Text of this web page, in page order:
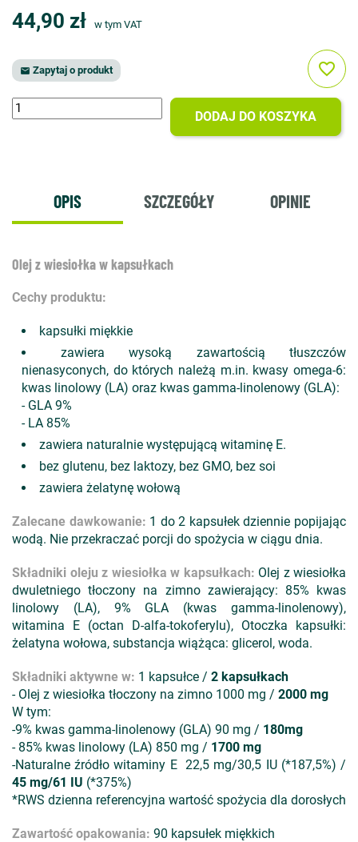
44,90 zł w tym VAT
 Zapytaj o produkt
DODAJ DO KOSZYKA
favorite_border
OPIS SZCZEGÓŁY OPINIE
Olej z wiesiołka w kapsułkach
Cechy produktu:
kapsułki miękkie
zawiera wysoką zawartością tłuszczów
nienasyconych, do których należą m.in. kwasy omega-6:
kwas linolowy (LA) oraz kwas gamma-linolenowy (GLA):
- GLA 9%
- LA 85%
zawiera naturalnie występującą witaminę E.
bez glutenu, bez laktozy, bez GMO, bez soi
zawiera żelatynę wołową
Zalecane dawkowanie: 1 do 2 kapsułek dziennie popijając
wodą. Nie przekraczać porcji do spożycia w ciągu dnia.
Składniki oleju z wiesiołka w kapsułkach: Olej z wiesiołka
dwuletniego tłoczony na zimno zawierający: 85% kwas
linolowy (LA), 9% GLA (kwas gamma-linolenowy),
witamina E (octan D-alfa-tokoferylu), Otoczka kapsułki:
żelatyna wołowa, substancja wiążąca: glicerol, woda.
Składniki aktywne w: 1 kapsułce / 2 kapsułkach
- Olej z wiesiołka tłoczony na zimno 1000 mg / 2000 mg
W tym:
-9% kwas gamma-linolenowy (GLA) 90 mg / 180mg
- 85% kwas linolowy (LA) 850 mg / 1700 mg
-Naturalne źródło witaminy E 22,5 mg/30,5 IU (*187,5%) /
45 mg/61 IU (*375%)
*RWS dzienna referencyjna wartość spożycia dla dorosłych
Zawartość opakowania: 90 kapsułek miękkich